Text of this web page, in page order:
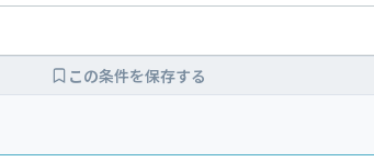
この条件を保存する